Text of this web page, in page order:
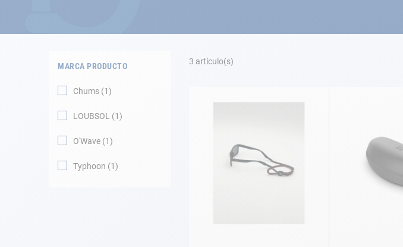
Tienda y ocio
3 artículo(s)
MARCA PRODUCTO
Chums 1
LOUBSOL 1
O'Wave 1
Typhoon 1